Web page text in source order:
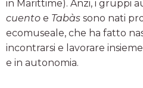
in Marittime). Anzi, i gruppi
cuento e Tabàs sono nati
ecomuseale, che ha fatto
incontrarsi e lavorare
e in autonomia.